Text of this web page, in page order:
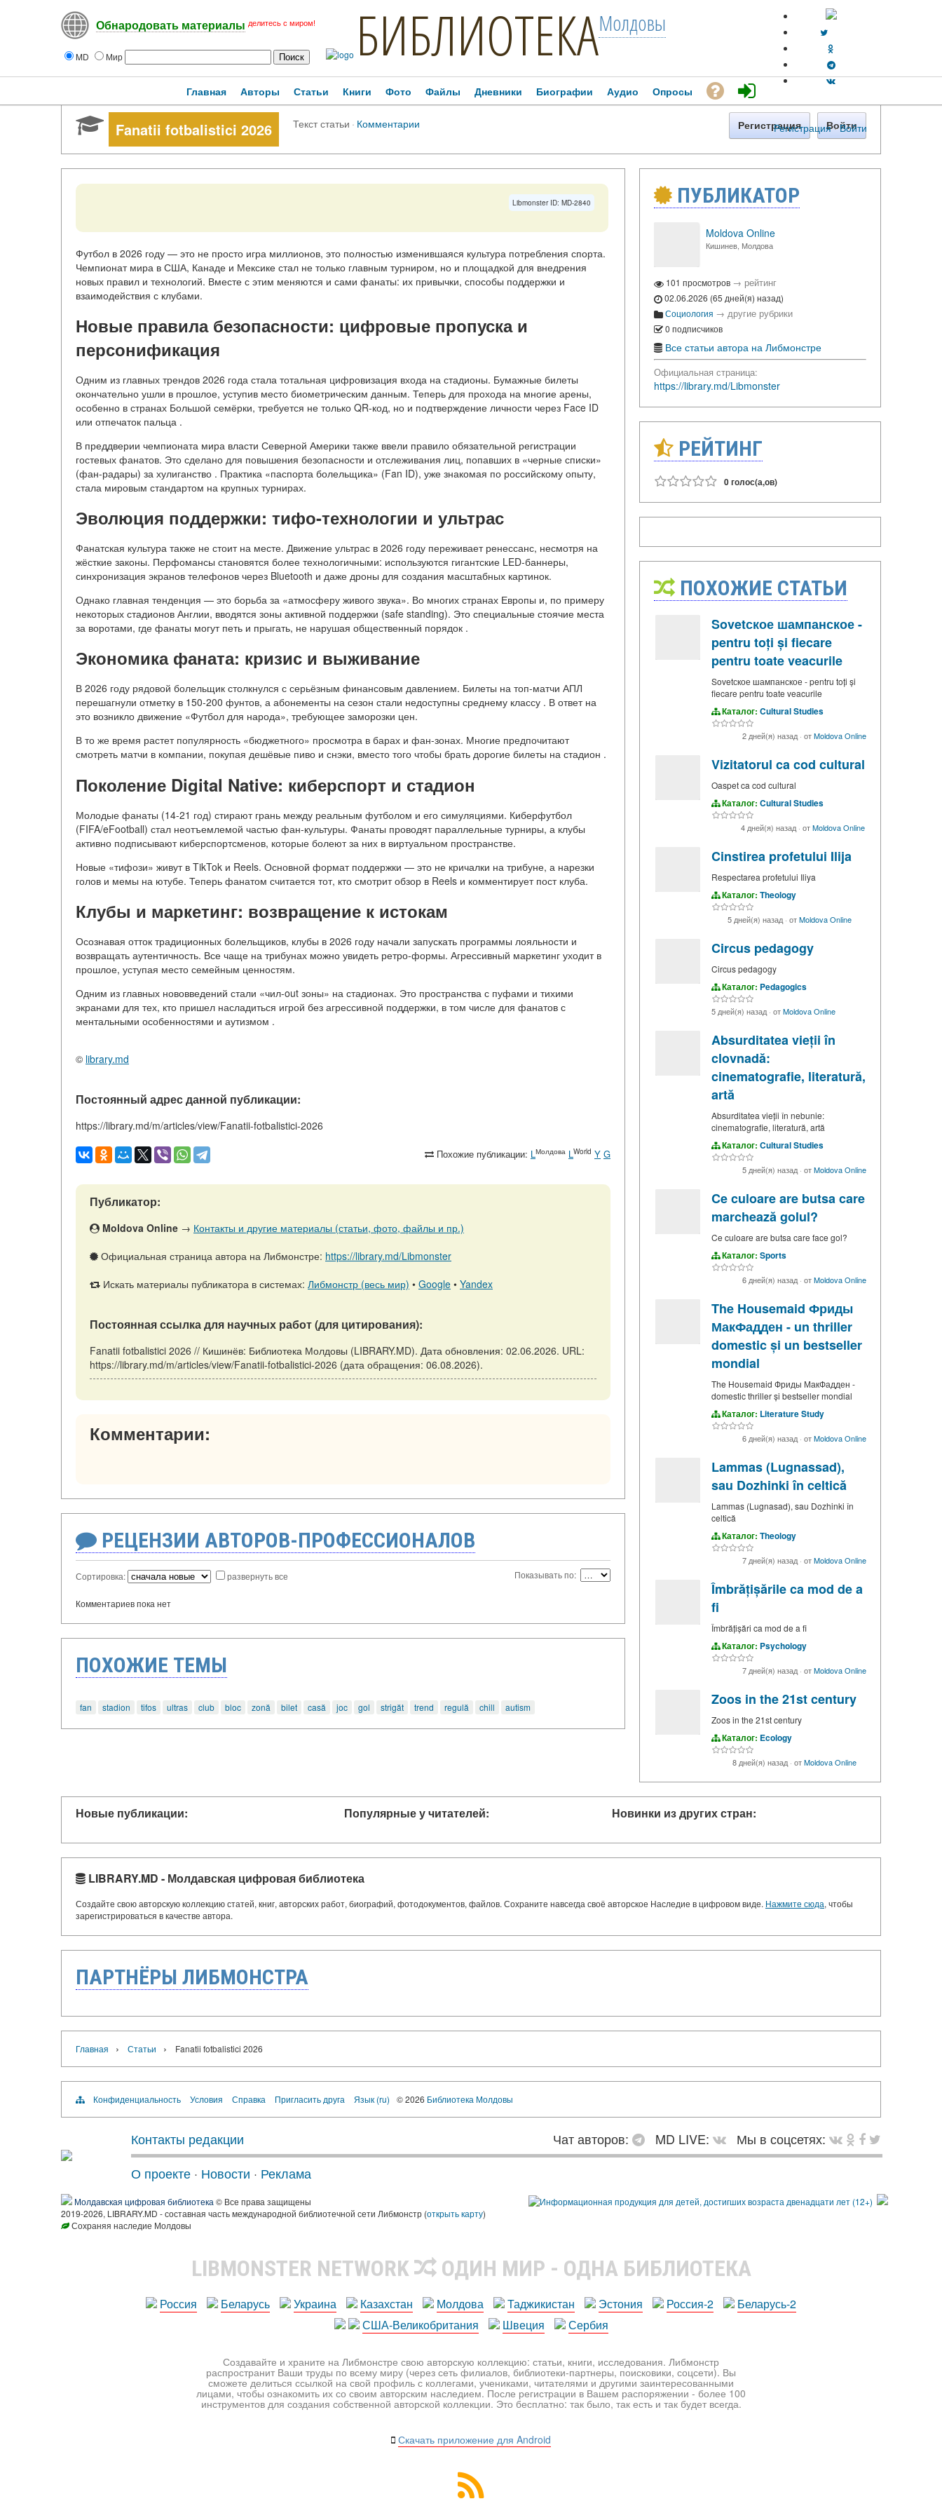
Обнародовать материалы делитесь с миром!
MD Мир БИБЛИОТЕКАМолдовы
Регистрация · Войти
Главная Авторы Статьи Книги Фото Файлы Дневники Биографии Аудио Опросы
Fanatii fotbalistici 2026 Текст статьи · Комментарии Регистрация Войти
Libmonster ID: MD-2840
Футбол в 2026 году — это не просто игра миллионов, это полностью изменившаяся культура потребления спорта.
Чемпионат мира в США, Канаде и Мексике стал не только главным турниром, но и площадкой для внедрения
новых правил и технологий. Вместе с этим меняются и сами фанаты: их привычки, способы поддержки и
взаимодействия с клубами.
Новые правила безопасности: цифровые пропуска и
персонификация
Одним из главных трендов 2026 года стала тотальная цифровизация входа на стадионы. Бумажные билеты
окончательно ушли в прошлое, уступив место биометрическим данным. Теперь для прохода на многие арены,
особенно в странах Большой семёрки, требуется не только QR-код, но и подтверждение личности через Face ID
или отпечаток пальца .
В преддверии чемпионата мира власти Северной Америки также ввели правило обязательной регистрации
гостевых фанатов. Это сделано для повышения безопасности и отслеживания лиц, попавших в «черные списки»
(фан-радары) за хулиганство . Практика «паспорта болельщика» (Fan ID), уже знакомая по российскому опыту,
стала мировым стандартом на крупных турнирах.
Эволюция поддержки: тифо-технологии и ультрас
Фанатская культура также не стоит на месте. Движение ультрас в 2026 году переживает ренессанс, несмотря на
жёсткие законы. Перфомансы становятся более технологичными: используются гигантские LED-баннеры,
синхронизация экранов телефонов через Bluetooth и даже дроны для создания масштабных картинок.
Однако главная тенденция — это борьба за «атмосферу живого звука». Во многих странах Европы и, по примеру
некоторых стадионов Англии, вводятся зоны активной поддержки (safe standing). Это специальные стоячие места
за воротами, где фанаты могут петь и прыгать, не нарушая общественный порядок .
Экономика фаната: кризис и выживание
В 2026 году рядовой болельщик столкнулся с серьёзным финансовым давлением. Билеты на топ-матчи АПЛ
перешагнули отметку в 150-200 фунтов, а абонементы на сезон стали недоступны среднему классу . В ответ на
это возникло движение «Футбол для народа», требующее заморозки цен.
В то же время растет популярность «бюджетного» просмотра в барах и фан-зонах. Многие предпочитают
смотреть матчи в компании, покупая дешёвые пиво и снэки, вместо того чтобы брать дорогие билеты на стадион .
Поколение Digital Native: киберспорт и стадион
Молодые фанаты (14-21 год) стирают грань между реальным футболом и его симуляциями. Киберфутбол
(FIFA/eFootball) стал неотъемлемой частью фан-культуры. Фанаты проводят параллельные турниры, а клубы
активно подписывают киберспортсменов, которые болеют за них в виртуальном пространстве.
Новые «тифози» живут в TikTok и Reels. Основной формат поддержки — это не кричалки на трибуне, а нарезки
голов и мемы на ютубе. Теперь фанатом считается тот, кто смотрит обзор в Reels и комментирует пост клуба.
Клубы и маркетинг: возвращение к истокам
Осознавая отток традиционных болельщиков, клубы в 2026 году начали запускать программы лояльности и
возвращать аутентичность. Все чаще на трибунах можно увидеть ретро-формы. Агрессивный маркетинг уходит в
прошлое, уступая место семейным ценностям.
Одним из главных нововведений стали «чил-out зоны» на стадионах. Это пространства с пуфами и тихими
экранами для тех, кто пришел насладиться игрой без агрессивной поддержки, в том числе для фанатов с
ментальными особенностями и аутизмом .
© library.md
Постоянный адрес данной публикации:
https://library.md/m/articles/view/Fanatii-fotbalistici-2026
Похожие публикации: LМолдова LWorld Y G
Публикатор:
Moldova Online → Контакты и другие материалы (статьи, фото, файлы и пр.)
Официальная страница автора на Либмонстре: https://library.md/Libmonster
Искать материалы публикатора в системах: Либмонстр (весь мир) • Google • Yandex
Постоянная ссылка для научных работ (для цитирования):
Fanatii fotbalistici 2026 // Кишинёв: Библиотека Молдовы (LIBRARY.MD). Дата обновления: 02.06.2026. URL:
https://library.md/m/articles/view/Fanatii-fotbalistici-2026 (дата обращения: 06.08.2026).
Комментарии:
РЕЦЕНЗИИ АВТОРОВ-ПРОФЕССИОНАЛОВ
Сортировка: развернуть все Показывать по:
Комментариев пока нет
ПОХОЖИЕ ТЕМЫ
fan stadion tifos ultras club bloc zonă bilet casă joc gol strigăt trend regulă chill autism
ПУБЛИКАТОР
Moldova Online
Кишинев, Молдова
101 просмотров → рейтинг
02.06.2026 (65 дней(я) назад)
Социология → другие рубрики
0 подписчиков
Все статьи автора на Либмонстре
Официальная страница:
https://library.md/Libmonster
РЕЙТИНГ
0 голос(а,ов)
ПОХОЖИЕ СТАТЬИ
Sovetское шампанское -
pentru toți și fiecare
pentru toate veacurile
Sovetское шампанское - pentru toți și
fiecare pentru toate veacurile
Каталог: Cultural Studies
2 дней(я) назад· отMoldova Online
Vizitatorul ca cod cultural
Oaspet ca cod cultural
Каталог: Cultural Studies
4 дней(я) назад· отMoldova Online
Cinstirea profetului Ilija
Respectarea profetului Iliya
Каталог: Theology
5 дней(я) назад· отMoldova Online
Circus pedagogy
Circus pedagogy
Каталог: Pedagogics
5 дней(я) назад· отMoldova Online
Absurditatea vieții în
clovnadă:
cinematografie, literatură,
artă
Absurditatea vieții în nebunie:
cinematografie, literatură, artă
Каталог: Cultural Studies
5 дней(я) назад· отMoldova Online
Ce culoare are butsa care
marchează golul?
Ce culoare are butsa care face gol?
Каталог: Sports
6 дней(я) назад· отMoldova Online
The Housemaid Фриды
МакФадден - un thriller
domestic și un bestseller
mondial
The Housemaid Фриды МакФадден -
domestic thriller și bestseller mondial
Каталог: Literature Study
6 дней(я) назад· отMoldova Online
Lammas (Lugnassad),
sau Dozhinki în celtică
Lammas (Lugnasad), sau Dozhinki în
celtică
Каталог: Theology
7 дней(я) назад· отMoldova Online
Îmbrățișările ca mod de a
fi
Îmbrățișări ca mod de a fi
Каталог: Psychology
7 дней(я) назад· отMoldova Online
Zoos in the 21st century
Zoos in the 21st century
Каталог: Ecology
8 дней(я) назад· отMoldova Online
Новые публикации: Популярные у читателей: Новинки из других стран:
LIBRARY.MD - Молдавская цифровая библиотека
Создайте свою авторскую коллекцию статей, книг, авторских работ, биографий, фотодокументов, файлов. Сохраните навсегда своё авторское Наследие в цифровом виде. Нажмите сюда, чтобы
зарегистрироваться в качестве автора.
ПАРТНЁРЫ ЛИБМОНСТРА
Главная › Статьи › Fanatii fotbalistici 2026
Конфиденциальность Условия Справка Пригласить друга Язык (ru) © 2026 Библиотека Молдовы
Контакты редакции Чат авторов: MD LIVE:
Мы в соцсетях:
О проекте · Новости · Реклама
Молдавская цифровая библиотека© Все права защищены
2019-2026, LIBRARY.MD - составная часть международной библиотечной сети Либмонстр (открыть карту)
Сохраняя наследие Молдовы
LIBMONSTER NETWORK ОДИН МИР - ОДНА БИБЛИОТЕКА
Россия Беларусь Украина Казахстан Молдова Таджикистан Эстония Россия-2
Беларусь-2
США-Великобритания
Швеция Сербия
Создавайте и храните на Либмонстре свою авторскую коллекцию: статьи, книги, исследования. Либмонстр
распространит Ваши труды по всему миру (через сеть филиалов, библиотеки-партнеры, поисковики, соцсети). Вы
сможете делиться ссылкой на свой профиль с коллегами, учениками, читателями и другими заинтересованными
лицами, чтобы ознакомить их со своим авторским наследием. После регистрации в Вашем распоряжении - более 100
инструментов для создания собственной авторской коллекции. Это бесплатно: так было, так есть и так будет всегда.
Скачать приложение для Android